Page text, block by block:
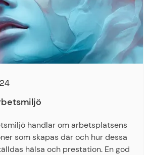
handlar om arbetsplatsens
som skapas där och hur dessa
hälsa och prestation. En god